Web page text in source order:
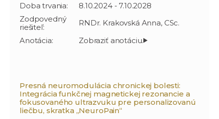
Doba trvania:
8.10.2024 - 7.10.2028
Zodpovedný
riešiteľ:
RNDr. Krakovská Anna, CSc.
Anotácia:
Presná neuromodulácia chronickej bolesti:
Integrácia funkčnej magnetickej rezonancie a
fokusovaného ultrazvuku pre personalizovanú
liečbu, skratka „NeuroPain“